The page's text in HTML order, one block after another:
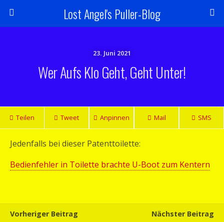
Lost Angel's Puller-Blog
23. Juni 2021
Wer Aufs Klo Geht, Geht Unter!
Teilen Tweet Anpinnen Mail SMS
Jedenfalls bei dieser Patenttoilette:
Bedienfehler in Toilette brachte U-Boot zum Kentern
Vorheriger Beitrag
Nächster Beitrag